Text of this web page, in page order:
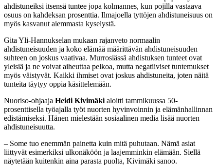
ahdistuneiksi itsensä tuntee jopa kolmannes, kun pojilla vastaava
osuus on kahdeksan prosenttia. Ilmajoella tyttöjen ahdistuneisuus on
myös kasvanut aiemmasta kyselystä.
Gita Yli-Hannukselan mukaan rajanveto normaalin
ahdistuneisuuden ja koko elämää määrittävän ahdistuneisuuden
suhteen on joskus vaativaa. Murrosiässä ahdistuksen tunteet ovat
yleisiä ja ne voivat aiheuttaa pelkoa, mutta negatiiviset tuntemukset
myös väistyvät. Kaikki ihmiset ovat joskus ahdistuneita, joten näitä
tunteita täytyy oppia käsittelemään.
Nuoriso-ohjaaja Heidi Kivimäki aloitti tammikuussa 50-
prosenttisella työajalla työt nuorten hyvinvoinnin ja elämänhallinnan
edistämiseksi. Hänen mielestään sosiaalinen media lisää nuorten
ahdistuneisuutta.
– Some tuo enemmän painetta kuin mitä puhutaan. Nämä asiat
liittyvät esimerkiksi ulkonäköön ja laajemminkin elämään. Siellä
näytetään kuitenkin aina parasta puolta, Kivimäki sanoo.